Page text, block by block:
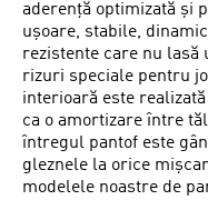
aderență optimizată și
ușoare, stabile,
rezistente care nu lasă
rizuri speciale pentru
interioară este
ca o amortizare între
întregul pantof este
gleznele la orice
modelele noastre de